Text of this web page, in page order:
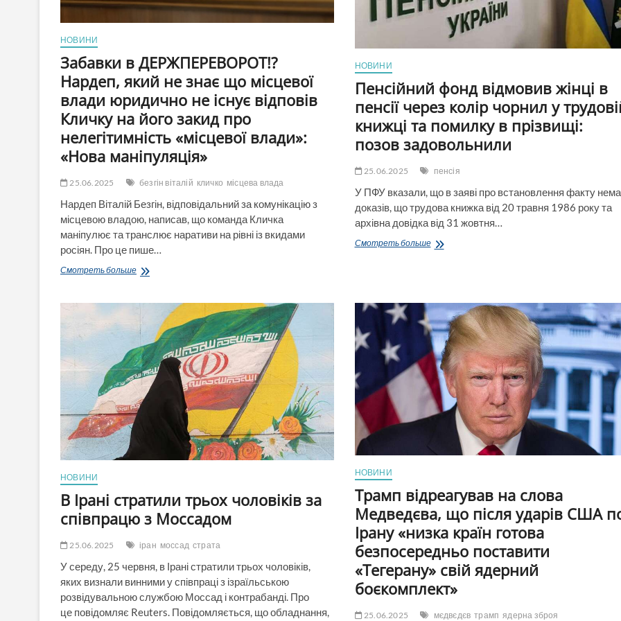
конфіскацією
майна
НОВИНИ
Забавки в ДЕРЖПЕРЕВОРОТ!?
Нардеп, який не знає що місцевої
влади юридично не існує відповів
Кличку на його закид про
нелегітимність «місцевої влади»:
«Нова маніпуляція»
25.06.2025 безгін віталій кличко місцева влада
Нардеп Віталій Безгін, відповідальний за комунікацію з
місцевою владою, написав, що команда Кличка
маніпулює та транслює наративи на рівні із вкидами
росіян. Про це пише…
Смотреть большеЗабавки
Нардеп,
не
знає
що
місцевої
влади
юридично
не
існує
нелегітимність
«місцевої
«Нова
НОВИНИ
Пенсійний фонд відмовив жінці в
пенсії через колір чорнил у
книжці та помилку в прізвищі:
позов задовольнили
25.06.2025 пенсія
У ПФУ вказали, що в заяві про встановлення факту
доказів, що трудова книжка від 20 травня 1986 року та
архівна довідка від 31 жовтня…
Смотреть большеПенсійний
пенсії
через
колір
чорнил
у
трудовій
книжці
та
помилку
в
прізвищі:
задовольнили
НОВИНИ
В Ірані стратили трьох чоловіків за
співпрацю з Моссадом
25.06.2025 іран моссад страта
У середу, 25 червня, в Ірані стратили трьох чоловіків,
яких визнали винними у співпраці з ізраїльською
розвідувальною службою Моссад і контрабанді. Про
це повідомляє Reuters. Повідомляється, що обладнання,
НОВИНИ
Трамп відреагував на слова
Медведєва, що після ударів США
Ірану «низка країн готова
безпосередньо поставити
«Тегерану» свій ядерний
боєкомплект»
25.06.2025 мєдвєдєв трамп ядерна зброя